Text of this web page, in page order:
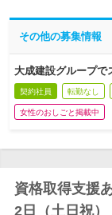
その他の募集情報
大成建設グループで
契約社員 転勤なし
女性のおしごと掲載中
資格取得支援
2日（土日祝）